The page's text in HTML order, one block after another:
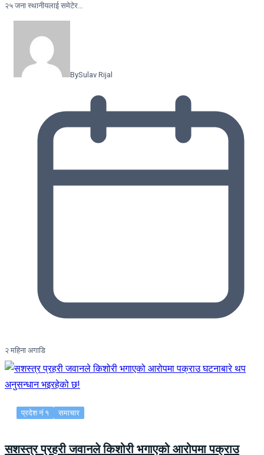
२५ जना स्थानीयलाई समेटेर…
BySulav Rijal
२ महिना अगाडि
प्रदेश नं १ समाचार
सशस्त्र प्रहरी जवानले किशोरी भगाएको आरोपमा पक्राउ